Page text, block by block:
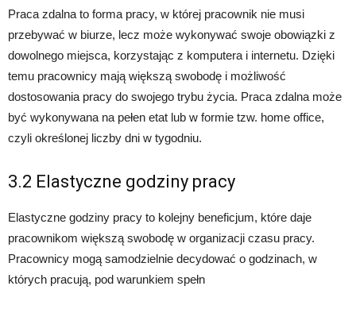
Praca zdalna to forma pracy, w której pracownik nie musi
przebywać w biurze, lecz może wykonywać swoje obowiązki z
dowolnego miejsca, korzystając z komputera i internetu. Dzięki
temu pracownicy mają większą swobodę i możliwość
dostosowania pracy do swojego trybu życia. Praca zdalna może
być wykonywana na pełen etat lub w formie tzw. home office,
czyli określonej liczby dni w tygodniu.
3.2 Elastyczne godziny pracy
Elastyczne godziny pracy to kolejny beneficjum, które daje
pracownikom większą swobodę w organizacji czasu pracy.
Pracownicy mogą samodzielnie decydować o godzinach, w
których pracują, pod warunkiem spełn